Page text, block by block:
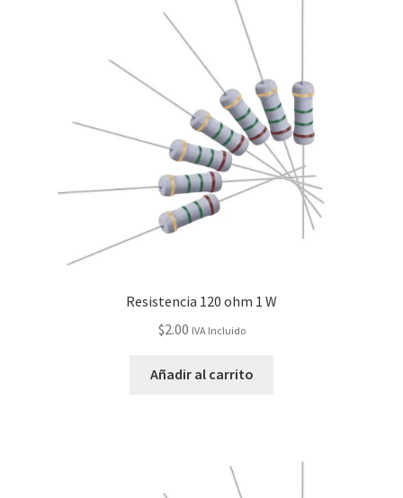
Resistencia 120 ohm 1 W
$2.00 IVA Incluido
Añadir al carrito